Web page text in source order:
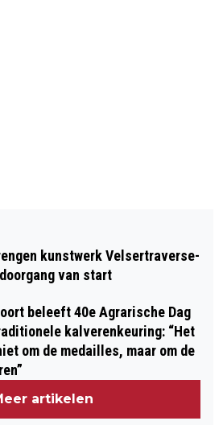
OVER
VOOR
kunstwerk Velsertraverse-
van start
beleeft 40e Agrarische Dag
kalverenkeuring: “Het
om de medailles, maar om de
artikelen